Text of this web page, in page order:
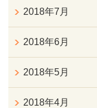
2018年7月
2018年6月
2018年5月
2018年4月